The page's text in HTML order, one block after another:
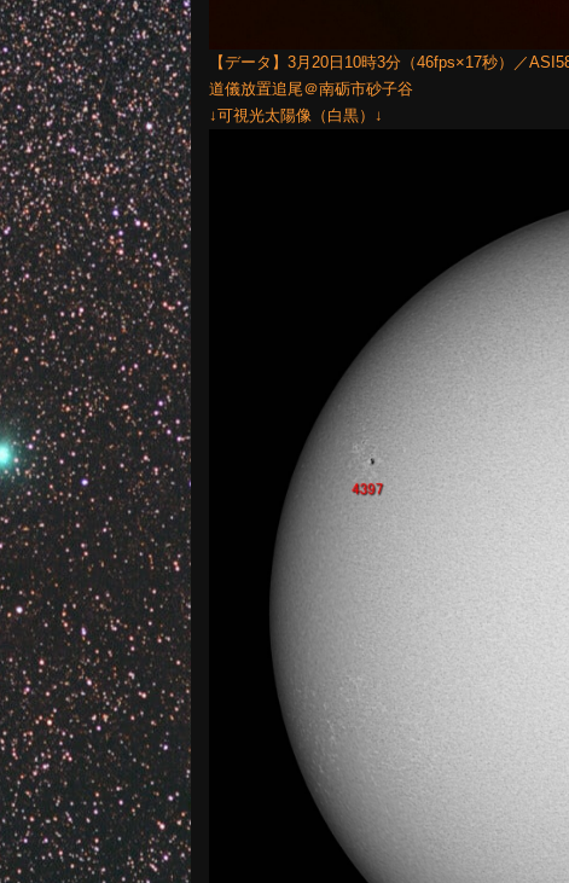
【データ】3月20日10時3分（46fps×17秒）／
道儀放置追尾＠南砺市砂子谷
↓可視光太陽像（白黒）↓